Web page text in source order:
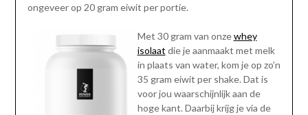
ongeveer op 20 gram eiwit per portie.
Met 30 gram van onzewhey
isolaat die je aanmaakt met melk
in plaats van water, kom je op zo’n
35 gram eiwit per shake. Dat is
voor jou waarschijnlijk aan de
hoge kant. Daarbij krijg je via de